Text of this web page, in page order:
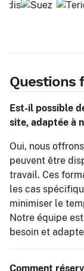
Questions
Est-il possible
site, adaptée à
Oui, nous
peuvent être
travail. Ces
les cas
minimiser le
Notre équipe
besoin et
Comment